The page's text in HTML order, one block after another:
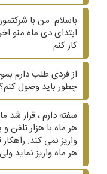
باسلام. من با
ابتدای دی ماه منو
کار کنم
از فردی طلب دارم
چطور باید وصول
هر ماه با هزار تلفن
واریز نمی کند.
هر ماه واریز نماید